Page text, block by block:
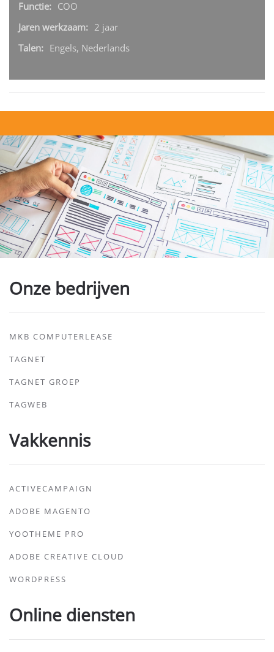
Functie: COO
Jaren werkzaam: 2 jaar
Talen: Engels, Nederlands
Onze bedrijven
MKB COMPUTERLEASE
TAGNET
TAGNET GROEP
TAGWEB
Vakkennis
ACTIVECAMPAIGN
ADOBE MAGENTO
YOOTHEME PRO
ADOBE CREATIVE CLOUD
WORDPRESS
Online diensten